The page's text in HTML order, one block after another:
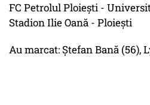
FC Petrolul Ploieşti -
Stadion Ilie Oană - Ploieşti
Au marcat: Ştefan Bană (56),